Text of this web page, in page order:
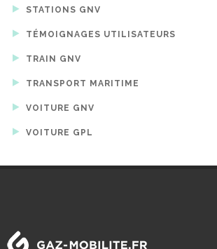
STATIONS GNV
TÉMOIGNAGES UTILISATEURS
TRAIN GNV
TRANSPORT MARITIME
VOITURE GNV
VOITURE GPL